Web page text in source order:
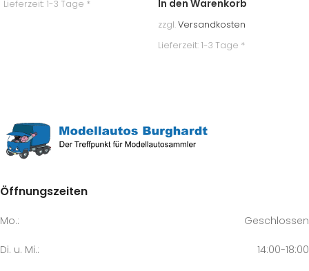
Lieferzeit: 1-3 Tage * In den Warenkorb
zzgl.Versandkosten
Lieferzeit: 1-3 Tage *
Öffnungszeiten
Mo.: Geschlossen
Di. u. Mi.: 14:00-18:00